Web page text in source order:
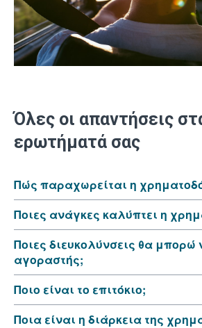
Όλες οι απαντήσεις
ερωτήματά σας
Πώς παραχωρείται η
Ποιες ανάγκες καλύπτει η
Ποιες διευκολύνσεις θα
αγοραστής;
Ποιο είναι το επιτόκιο;
Ποια είναι η διάρκεια της